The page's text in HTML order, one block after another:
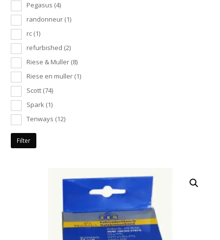
Pegasus (4)
randonneur (1)
rc (1)
refurbished (2)
Riese & Muller (8)
Riese en muller (1)
Scott (74)
Spark (1)
Tenways (12)
Filter